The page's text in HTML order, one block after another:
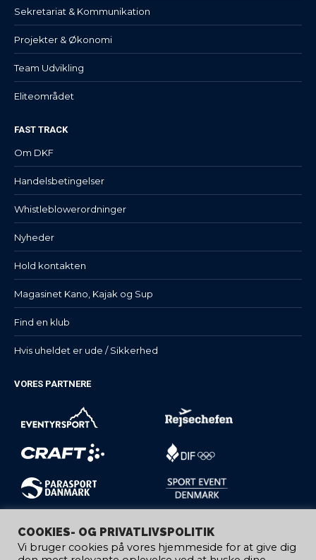
Sekretariat & Kommunikation
Projekter & Økonomi
Team Udvikling
Eliteområdet
FAST TRACK
Om DKF
Handelsbetingelser
Whistleblowerordninger
Nyheder
Hold kontakten
Magasinet Kano, Kajak og Sup
Find en klub
Hvis uheldet er ude / Sikkerhed
VORES PARTNERE
COOKIES- OG PRIVATLIVSPOLITIK
Vi bruger cookies på vores hjemmeside for at give dig